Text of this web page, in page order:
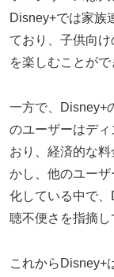
Disney+では家族
ており、子供向
を楽しむことがで
一方で、Disney+
のユーザーはデ
おり、経済的な
かし、他のユー
化している中で
聴不便さを指摘し
これからDisney+